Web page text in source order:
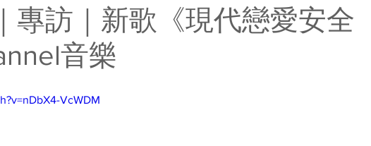
專訪｜新歌《現代戀愛安全
音樂
VcWDM